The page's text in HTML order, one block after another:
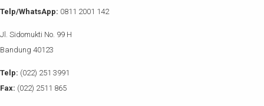
Telp/WhatsApp: 0811 2001 142
Jl. Sidomukti No. 99 H
Bandung 40123
Telp: (022) 251 3991
Fax: (022) 2511 865